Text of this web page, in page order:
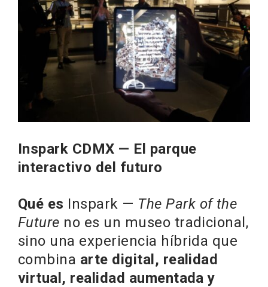
Inspark CDMX — El parque
interactivo del futuro
Qué es Inspark — The Park of the
Future no es un museo tradicional,
sino una experiencia híbrida que
combina arte digital, realidad
virtual, realidad aumentada y